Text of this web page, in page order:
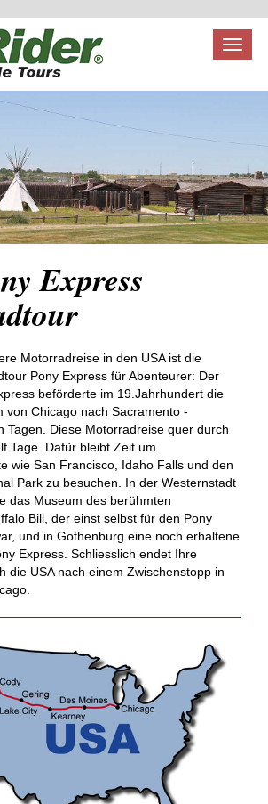
Toggle
Express
Motorradreise in den USA ist die
Pony Express für Abenteurer: Der
beförderte im 19.Jahrhundert die
von Chicago nach Sacramento -
Tagen. Diese Motorradreise quer durch
Tage. Dafür bleibt Zeit um
wie San Francisco, Idaho Falls und den
Park zu besuchen. In der Westernstadt
das Museum des berühmten
Bill, der einst selbst für den Pony
und in Gothenburg eine noch erhaltene
Express. Schliesslich endet Ihre
die USA nach einem Zwischenstopp in